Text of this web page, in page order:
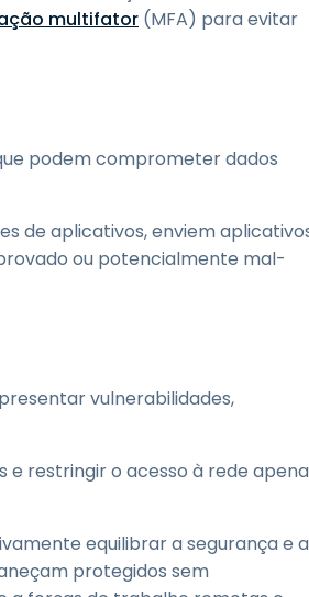
multifator (MFA) para evitar
podem comprometer dados
de aplicativos, enviem
ou potencialmente mal-
vulnerabilidades,
e restringir o acesso à rede
equilibrar a segurança e a
protegidos sem